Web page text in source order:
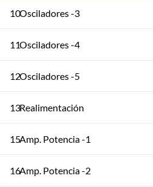
10Osciladores -3
11Osciladores -4
12Osciladores -5
13Realimentación
15Amp. Potencia -1
16Amp. Potencia -2